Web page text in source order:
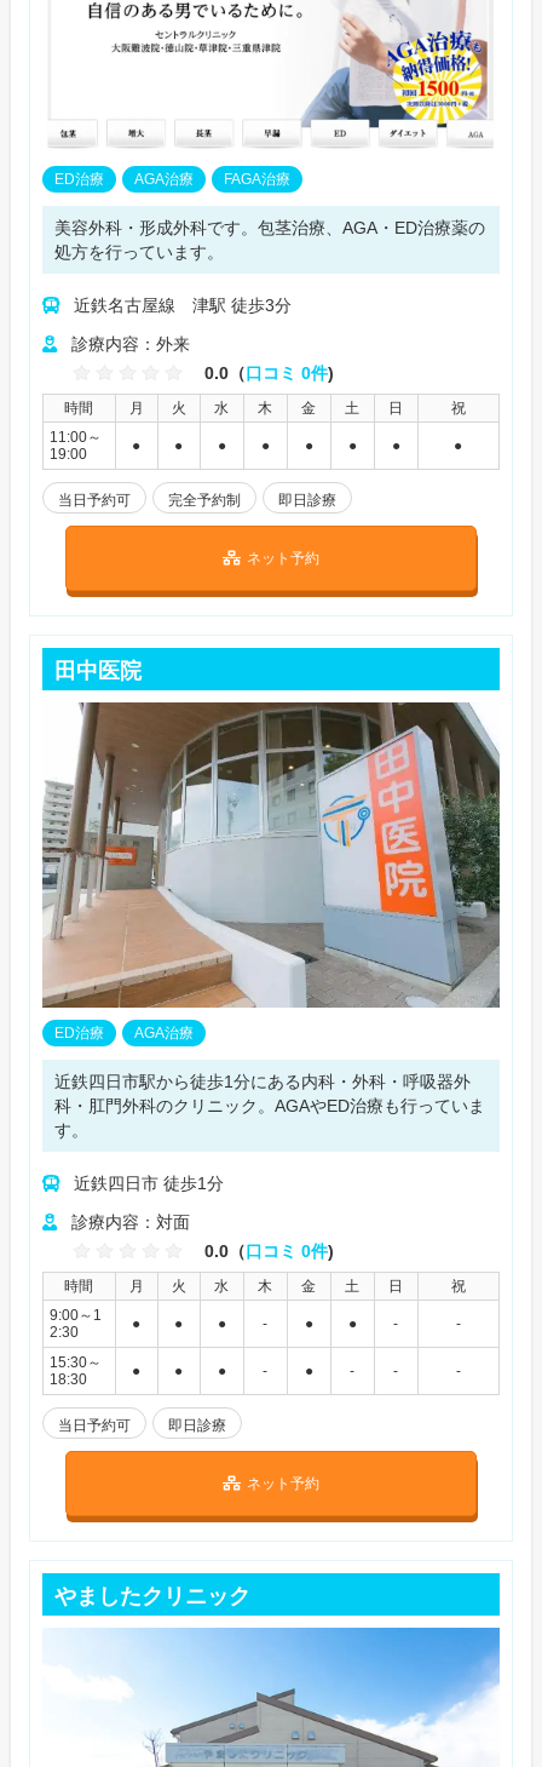
ED治療 AGA治療 FAGA治療
美容外科・形成外科です。包茎治療、AGA・ED治療薬の
処方を行っています。
近鉄名古屋線 津駅 徒歩3分
診療内容：外来
0.0（口コミ 0件)
時間 月 火 水 木 金 土 日
祝
11:00～
19:00
● ● ● ● ● ● ● ●
当日予約可 完全予約制 即日診療
ネット予約
田中医院
ED治療 AGA治療
近鉄四日市駅から徒歩1分にある内科・外科・呼吸器外
科・肛門外科のクリニック。AGAやED治療も行っていま
す。
近鉄四日市 徒歩1分
診療内容：対面
0.0（口コミ 0件)
時間 月 火 水 木 金 土 日
祝
9:00～1
2:30
● ● ● - ● ● - -
15:30～
18:30
● ● ● - ● - - -
当日予約可 即日診療
ネット予約
やましたクリニック